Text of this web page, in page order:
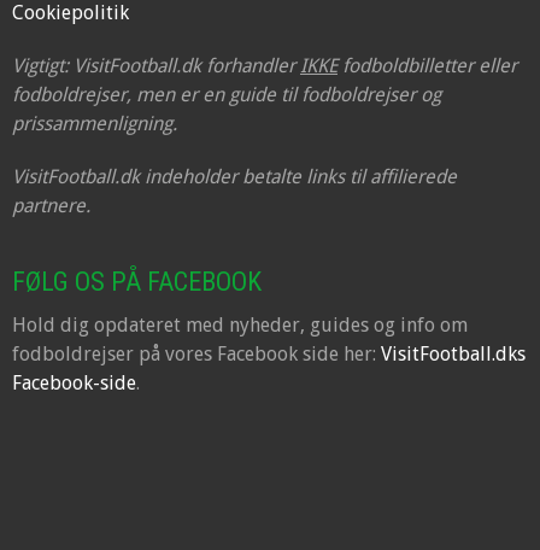
Cookiepolitik
Vigtigt: VisitFootball.dk forhandlerIKKEfodboldbilletter eller
fodboldrejser, men er en guide til fodboldrejser og
prissammenligning.
VisitFootball.dk indeholder betalte links til affilierede
partnere.
FØLG OS PÅ FACEBOOK
Hold dig opdateret med nyheder, guides og info om
fodboldrejser på vores Facebook side her: VisitFootball.dks
Facebook-side.